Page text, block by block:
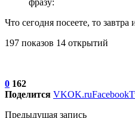
фразу:
Что сегодня посеете, то
197 показов 14 открытий
0 162
Поделится VKOK.ruFacebook
Предыдущая запись